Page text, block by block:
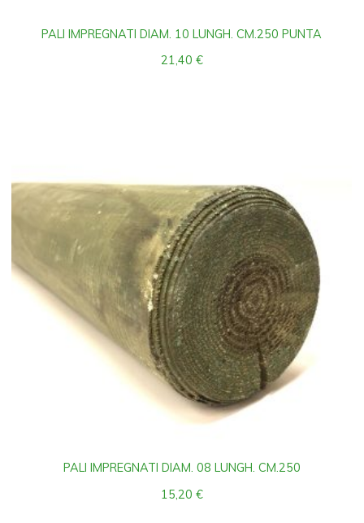
PALI IMPREGNATI DIAM. 10 LUNGH. CM.250 PUNTA
21,40 €
PALI IMPREGNATI DIAM. 08 LUNGH. CM.250
15,20 €